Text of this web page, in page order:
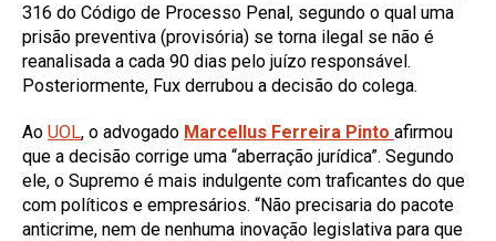
316 do Código de Processo Penal, segundo o qual uma
prisão preventiva (provisória) se torna ilegal se não é
reanalisada a cada 90 dias pelo juízo responsável.
Posteriormente, Fux derrubou a decisão do colega.
Ao UOL, o advogado Marcellus Ferreira Pinto afirmou
que a decisão corrige uma “aberração jurídica”. Segundo
ele, o Supremo é mais indulgente com traficantes do que
com políticos e empresários. “Não precisaria do pacote
anticrime, nem de nenhuma inovação legislativa para que